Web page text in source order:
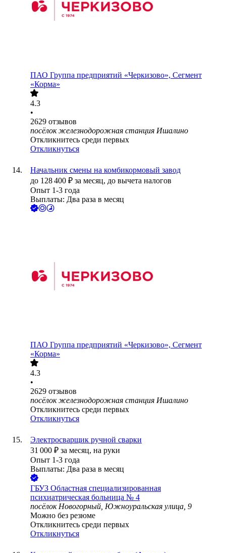
ПАО Группа предприятий «Черкизово», Сегмент
«Корма»
4.3
•
2629 отзывов
посёлок железнодорожная станция Ишалино
Откликнитесь среди первых
Откликнуться
Начальник смены на комбикормовый завод
до 128 400 ₽ за месяц, до вычета налогов
Опыт 1-3 года
Выплаты: Два раза в месяц
ПАО Группа предприятий «Черкизово», Сегмент
«Корма»
4.3
•
2629 отзывов
посёлок железнодорожная станция Ишалино
Откликнитесь среди первых
Откликнуться
Электросварщик ручной сварки
31 000 ₽ за месяц, на руки
Опыт 1-3 года
Выплаты: Два раза в месяц
ГБУЗ Областная специализированная
психиатрическая больница № 4
посёлок Новогорный, Южноуральская улица, 9
Можно без резюме
Откликнитесь среди первых
Откликнуться